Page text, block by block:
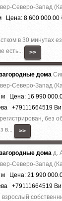
Северо-Запад
Цена: 8 600 000.00
в 30 минутах
есть...
>>
дома
Северо-Запад
м Цена: 16 990
+79111664519
без
в...
>>
дома д.
Северо-Запад
м Цена: 21 990
+79111664519